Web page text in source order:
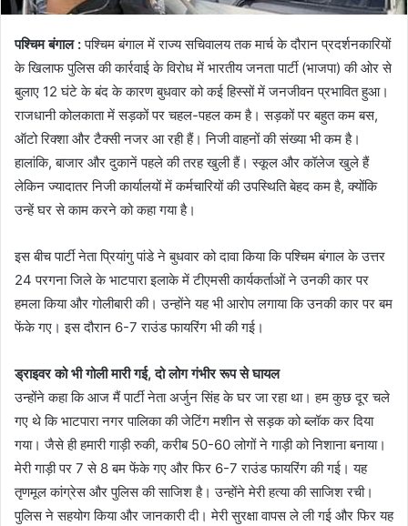
पश्चिम बंगाल :पश्चिम बंगाल में राज्य सचिवालय तक मार्च के दौरान प्रदर्शनकारियों
के खिलाफ पुलिस की कार्रवाई के विरोध में भारतीय जनता पार्टी (भाजपा) की ओर से
बुलाए 12 घंटे के बंद के कारण बुधवार को कई हिस्सों में जनजीवन प्रभावित हुआ।
राजधानी कोलकाता में सड़कों पर चहल-पहल कम है। सड़कों पर बहुत कम बस,
ऑटो रिक्शा और टैक्सी नजर आ रही हैं। निजी वाहनों की संख्या भी कम है।
हालांकि, बाजार और दुकानें पहले की तरह खुली हैं। स्कूल और कॉलेज खुले हैं
लेकिन ज्यादातर निजी कार्यालयों में कर्मचारियों की उपस्थिति बेहद कम है, क्योंकि
उन्हें घर से काम करने को कहा गया है।
इस बीच पार्टी नेता प्रियांगु पांडे ने बुधवार को दावा किया कि पश्चिम बंगाल के उत्तर
24 परगना जिले के भाटपारा इलाके में टीएमसी कार्यकर्ताओं ने उनकी कार पर
हमला किया और गोलीबारी की। उन्होंने यह भी आरोप लगाया कि उनकी कार पर बम
फेंके गए। इस दौरान 6-7 राउंड फायरिंग भी की गई।
ड्राइवर को भी गोली मारी गई, दो लोग गंभीर रूप से घायल
उन्होंने कहा कि आज मैं पार्टी नेता अर्जुन सिंह के घर जा रहा था। हम कुछ दूर चले
गए थे कि भाटपारा नगर पालिका की जेटिंग मशीन से सड़क को ब्लॉक कर दिया
गया। जैसे ही हमारी गाड़ी रुकी, करीब 50-60 लोगों ने गाड़ी को निशाना बनाया।
मेरी गाड़ी पर 7 से 8 बम फेंके गए और फिर 6-7 राउंड फायरिंग की गई। यह
तृणमूल कांग्रेस और पुलिस की साजिश है। उन्होंने मेरी हत्या की साजिश रची।
पुलिस ने सहयोग किया और जानकारी दी। मेरी सुरक्षा वापस ले ली गई और फिर यह